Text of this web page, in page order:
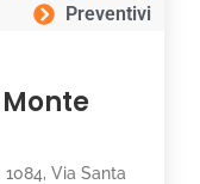
Preventivi
Via Santa